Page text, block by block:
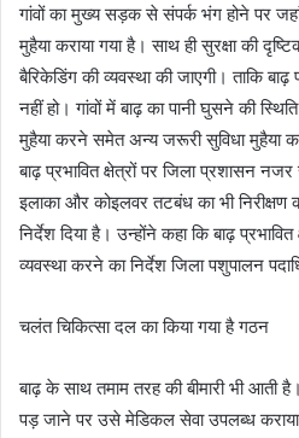
गांवों का मुख्य सड़क से संपर्क भंग होने पर
मुहैया कराया गया है। साथ ही सुरक्षा की
बैरिकेडिंग की व्यवस्था की जाएगी। ताकि बाढ़
नहीं हो। गांवों में बाढ़ का पानी घुसने की
मुहैया करने समेत अन्य जरूरी सुविधा मुहैया
बाढ़ प्रभावित क्षेत्रों पर जिला प्रशासन
इलाका और कोइलवर तटबंध का भी
निर्देश दिया है। उन्होंने कहा कि बाढ़
व्यवस्था करने का निर्देश जिला पशुपालन
चलंत चिकित्सा दल का किया गया है गठन
बाढ़ के साथ तमाम तरह की बीमारी भी आती
पड़ जाने पर उसे मेडिकल सेवा उपलब्ध